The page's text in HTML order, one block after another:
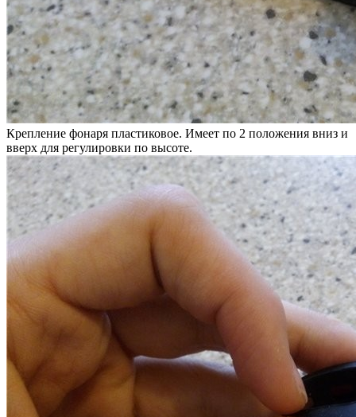
Крепление фонаря пластиковое. Имеет по 2 положения вниз и
вверх для регулировки по высоте.